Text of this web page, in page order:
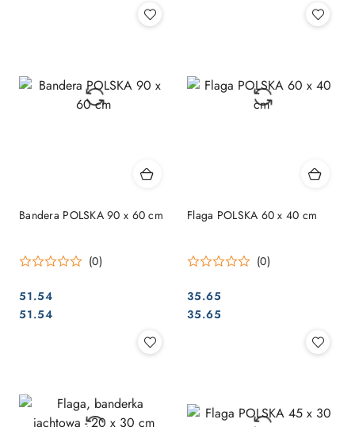
Bandera POLSKA 90 x 60 cm
(0)
Cena:
51.54
Cena:
51.54
Flaga POLSKA 60 x 40 cm
(0)
Cena:
35.65
Cena:
35.65